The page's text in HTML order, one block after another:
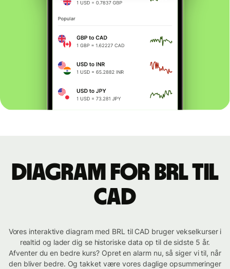
Diagram for BRL til
CAD
Vores interaktive diagram med BRL til CAD bruger vekselkurser i
realtid og lader dig se historiske data op til de sidste 5 år.
Afventer du en bedre kurs? Opret en alarm nu, så siger vi til, når
den bliver bedre. Og takket være vores daglige opsummeringer